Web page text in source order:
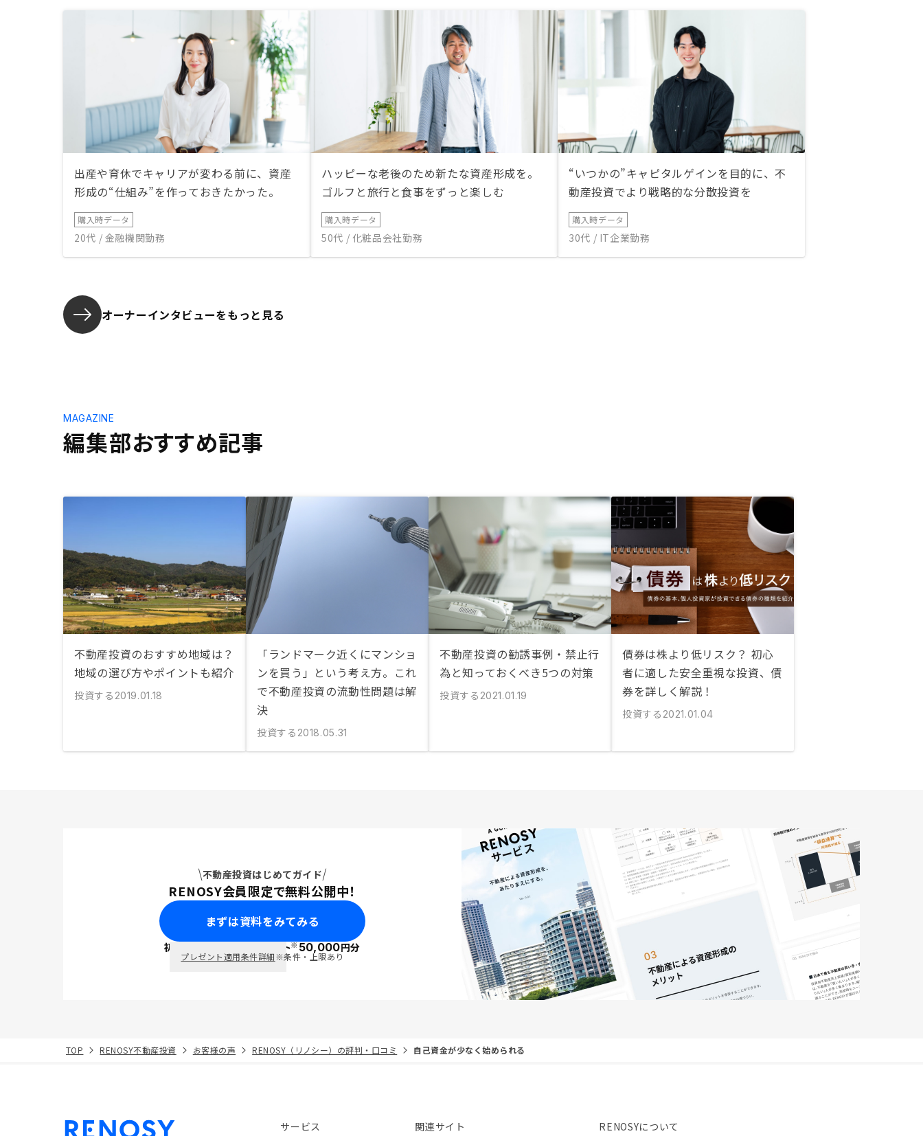
出産や育休でキャリアが変わる前に、資産
形成の“仕組み”を作っておきたかった。
購入時データ
20代 / 金融機関勤務
ハッピーな老後のため新たな資産形成を。
ゴルフと旅行と食事をずっと楽しむ
購入時データ
50代 / 化粧品会社勤務
“いつかの”キャピタルゲインを目的に、不
動産投資でより戦略的な分散投資を
購入時データ
30代 / IT企業勤務
オーナーインタビューをもっと見る
編集部おすすめ記事
MAGAZINE
不動産投資のおすすめ地域は？
地域の選び方やポイントも紹介
投資する 2019.01.18
「ランドマーク近くにマンショ
ンを買う」という考え方。これ
で不動産投資の流動性問題は解
決
投資する 2018.05.31
不動産投資の勧誘事例・禁止行
為と知っておくべき5つの対策
投資する 2021.01.19
債券は株より低リスク？ 初心
者に適した安全重視な投資、債
券を詳しく解説！
投資する 2021.01.04
不動産投資はじめてガイド
RENOSY会員限定で無料公開中！
まずは資料をみてみる
初回面談で ポイント※50,000円分
プレゼント適用条件詳細※条件・上限あり
TOP RENOSY不動産投資 お客様の声 RENOSY（リノシー）の評判・口コミ 自己資金が少なく始められる
サービス
関連サイト
RENOSYについて